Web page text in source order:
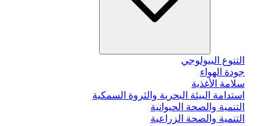
التنوع البيولوجي
جودة الهواء
سلامة الأغذية
استدامة البيئة البحرية والثروة السمكية
التنمية والصحة الحيوانية
التنمية والصحة الزراعية